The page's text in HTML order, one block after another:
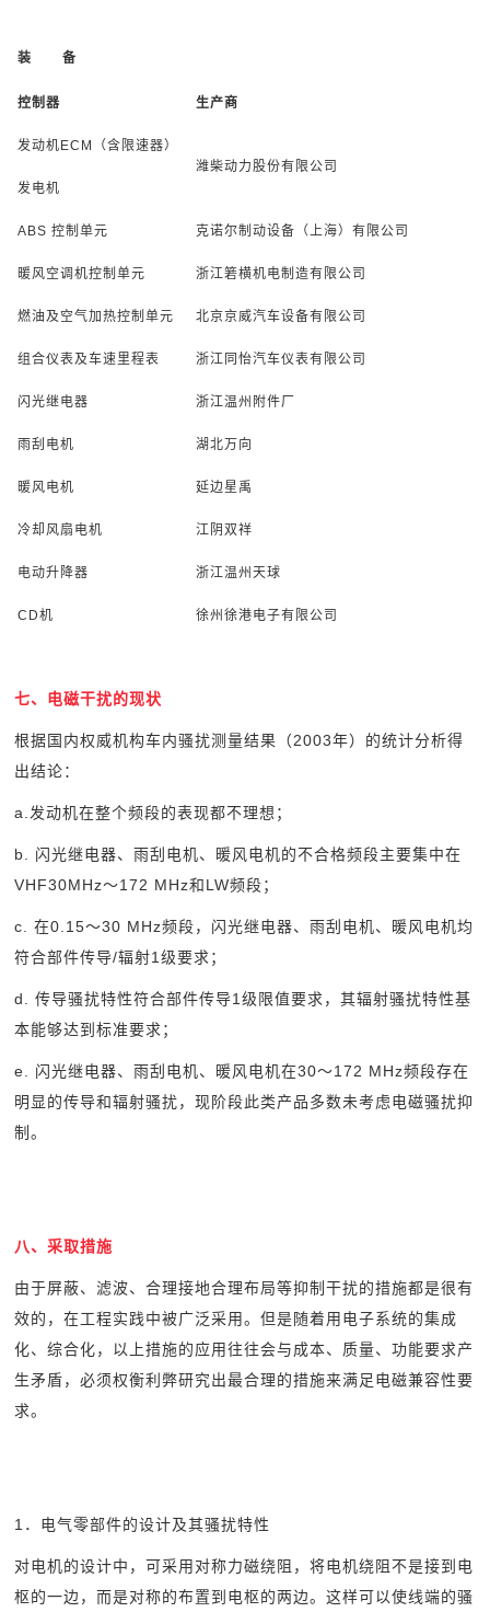
装 备
控制器 生产商
发动机ECM（含限速器）
发电机
潍柴动力股份有限公司
ABS控制单元 克诺尔制动设备（上海）有限公司
暖风空调机控制单元 浙江箬横机电制造有限公司
燃油及空气加热控制单元 北京京威汽车设备有限公司
组合仪表及车速里程表 浙江同怡汽车仪表有限公司
闪光继电器 浙江温州附件厂
雨刮电机 湖北万向
暖风电机 延边星禹
冷却风扇电机 江阴双祥
电动升降器 浙江温州天球
CD机 徐州徐港电子有限公司
七、电磁干扰的现状
根据国内权威机构车内骚扰测量结果（2003年）的统计分析得
出结论：
a. 发动机在整个频段的表现都不理想；
b. 闪光继电器、雨刮电机、暖风电机的不合格频段主要集中在
VHF30MHz～172 MHz和LW频段；
c.在0.15～30 MHz频段，闪光继电器、雨刮电机、暖风电机均
符合部件传导/辐射1级要求；
d.传导骚扰特性符合部件传导1级限值要求，其辐射骚扰特性基
本能够达到标准要求；
e. 闪光继电器、雨刮电机、暖风电机在30～172 MHz频段存在
明显的传导和辐射骚扰，现阶段此类产品多数未考虑电磁骚扰抑
制。
八、采取措施
由于屏蔽、滤波、合理接地合理布局等抑制干扰的措施都是很有
效的，在工程实践中被广泛采用。但是随着用电子系统的集成
化、综合化，以上措施的应用往往会与成本、质量、功能要求产
生矛盾，必须权衡利弊研究出最合理的措施来满足电磁兼容性要
求。
1 ．电气零部件的设计及其骚扰特性
对电机的设计中，可采用对称力磁绕阻，将电机绕阻不是接到电
枢的一边，而是对称的布置到电枢的两边。这样可以使线端的骚